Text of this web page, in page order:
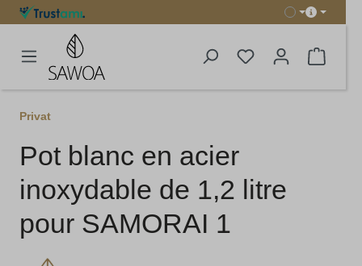
principal
Le
Privat
Pot blanc en acier
inoxydable de 1,2 litre
pour SAMORAI 1